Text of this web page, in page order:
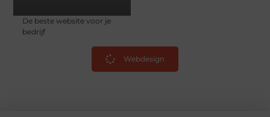
De beste website voor je
bedrijf
Webdesign